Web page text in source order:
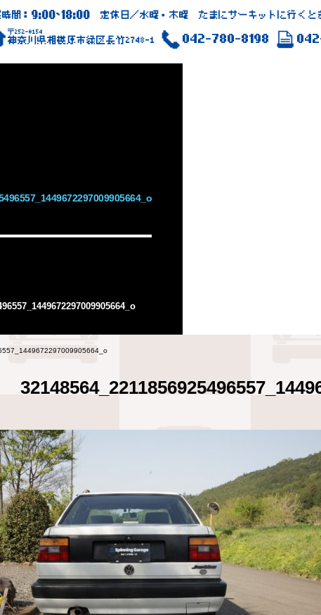
時間：9:00~18:00 定休日／水曜・木曜 たまにサーキットに行くと
〒252-0154
神奈川県相模原市緑区長竹2748-1 042-780-8198